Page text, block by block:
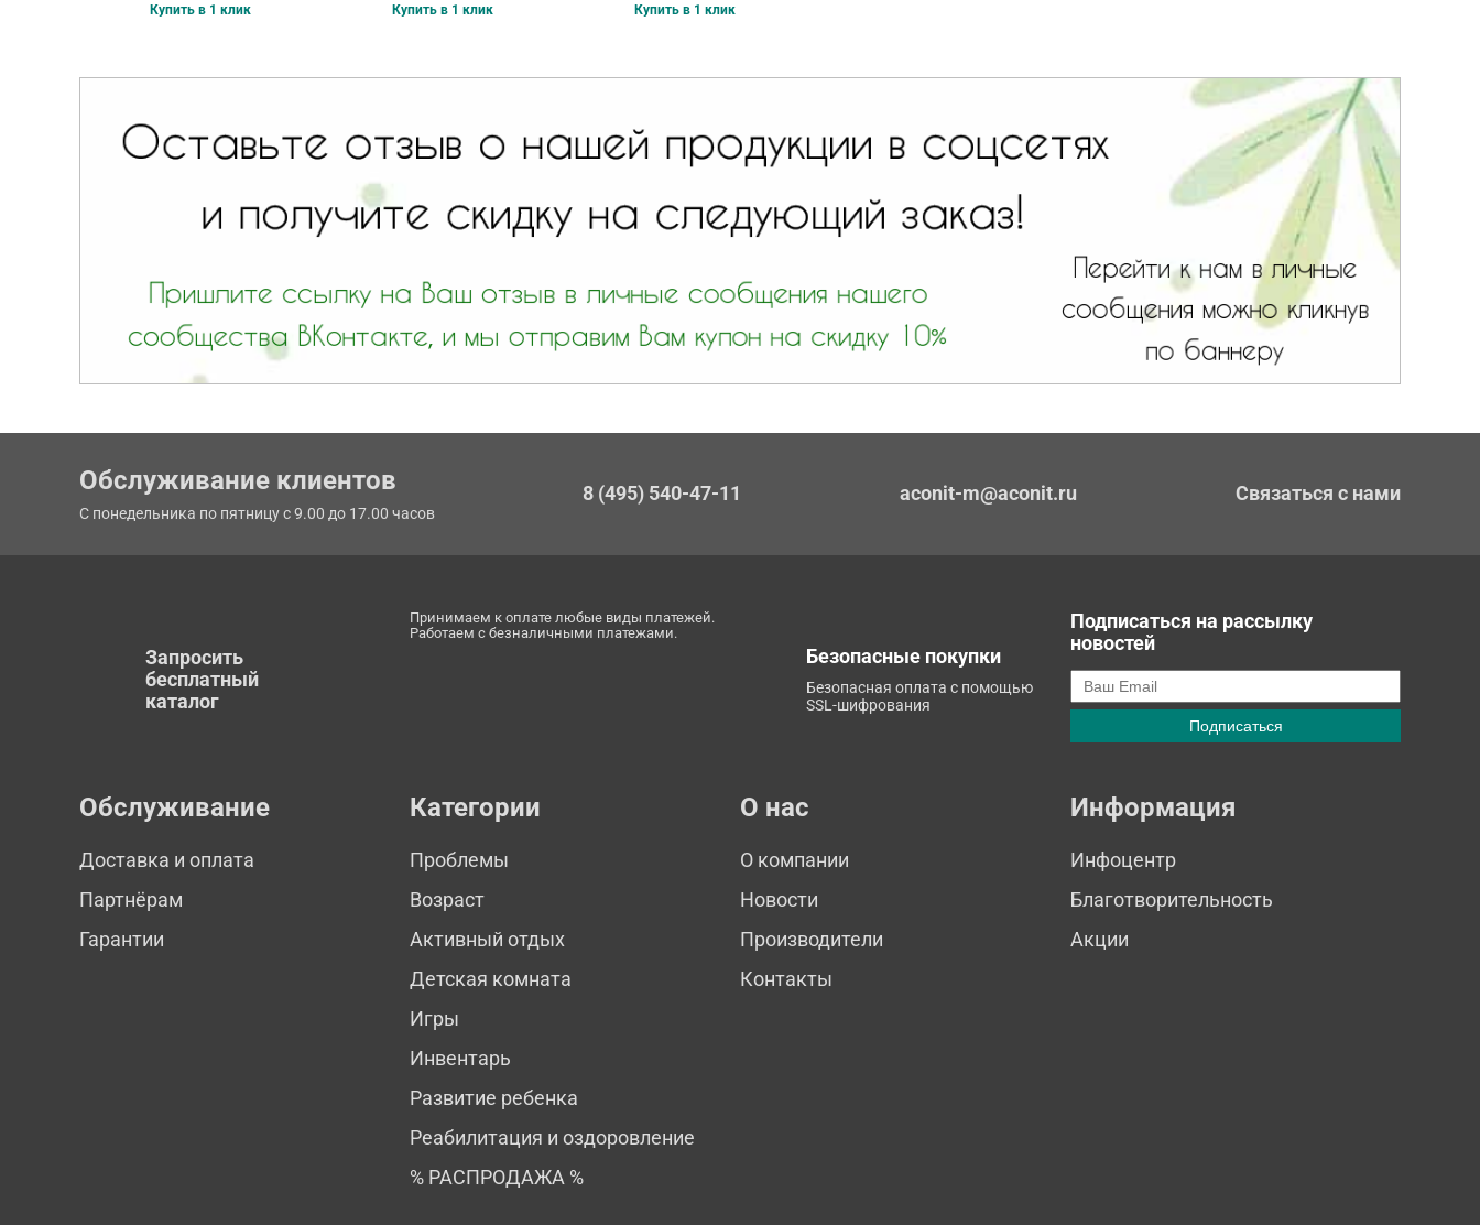
Купить в 1 клик Купить в 1 клик Купить в 1 клик
Обслуживание клиентов
С понедельника по пятницу с 9.00 до 17.00 часов
8 (495) 540-47-11 aconit-m@aconit.ru Связаться с нами
Запросить
бесплатный
каталог
Принимаем к оплате любые виды платежей.
Работаем с безналичными платежами.
Безопасные покупки
Безопасная оплата с помощью
SSL-шифрования
Подписаться на рассылку
новостей
Обслуживание
Доставка и оплата
Партнёрам
Гарантии
Категории
Проблемы
Возраст
Активный отдых
Детская комната
Игры
Инвентарь
Развитие ребенка
Реабилитация и оздоровление
% РАСПРОДАЖА %
О нас
О компании
Новости
Производители
Контакты
Информация
Инфоцентр
Благотворительность
Акции